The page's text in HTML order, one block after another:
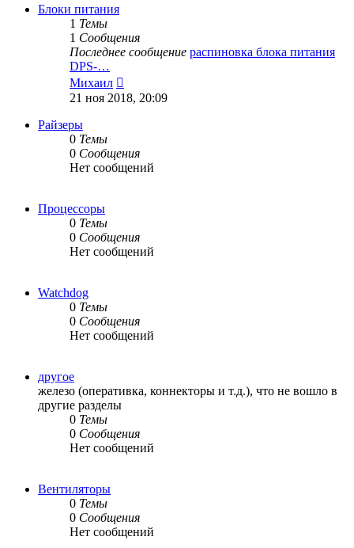
Блоки питания
1 Темы
1 Сообщения
Последнее сообщение распиновка блока питания
DPS-…
Михаил
к
21 ноя 2018, 20:09
Райзеры
0 Темы
0 Сообщения
Нет сообщений
Процессоры
0 Темы
0 Сообщения
Нет сообщений
Watchdog
0 Темы
0 Сообщения
Нет сообщений
другое
железо (оперативка, коннекторы и т.д.), что не вошло в
другие разделы
0 Темы
0 Сообщения
Нет сообщений
Вентиляторы
0 Темы
0 Сообщения
Нет сообщений